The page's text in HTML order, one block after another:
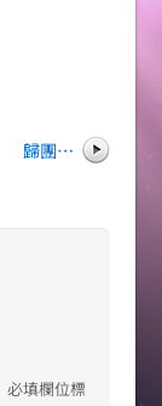
歸團…
必填欄位標